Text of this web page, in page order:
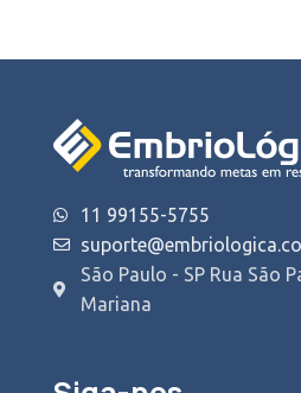
11 99155-5755
São Paulo - SP Rua São
Mariana